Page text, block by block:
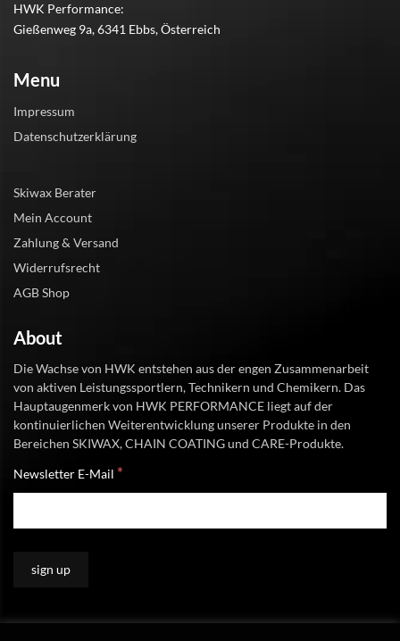
HWK Performance:
Gießenweg 9a, 6341 Ebbs, Österreich
Menu
Impressum
Datenschutzerklärung
Skiwax Berater
Mein Account
Zahlung & Versand
Widerrufsrecht
AGB Shop
About
Die Wachse von HWK entstehen aus der engen Zusammenarbeit
von aktiven Leistungssportlern, Technikern und Chemikern. Das
Hauptaugenmerk von HWK PERFORMANCE liegt auf der
kontinuierlichen Weiterentwicklung unserer Produkte in den
Bereichen SKIWAX, CHAIN COATING und CARE-Produkte.
Newsletter E-Mail *